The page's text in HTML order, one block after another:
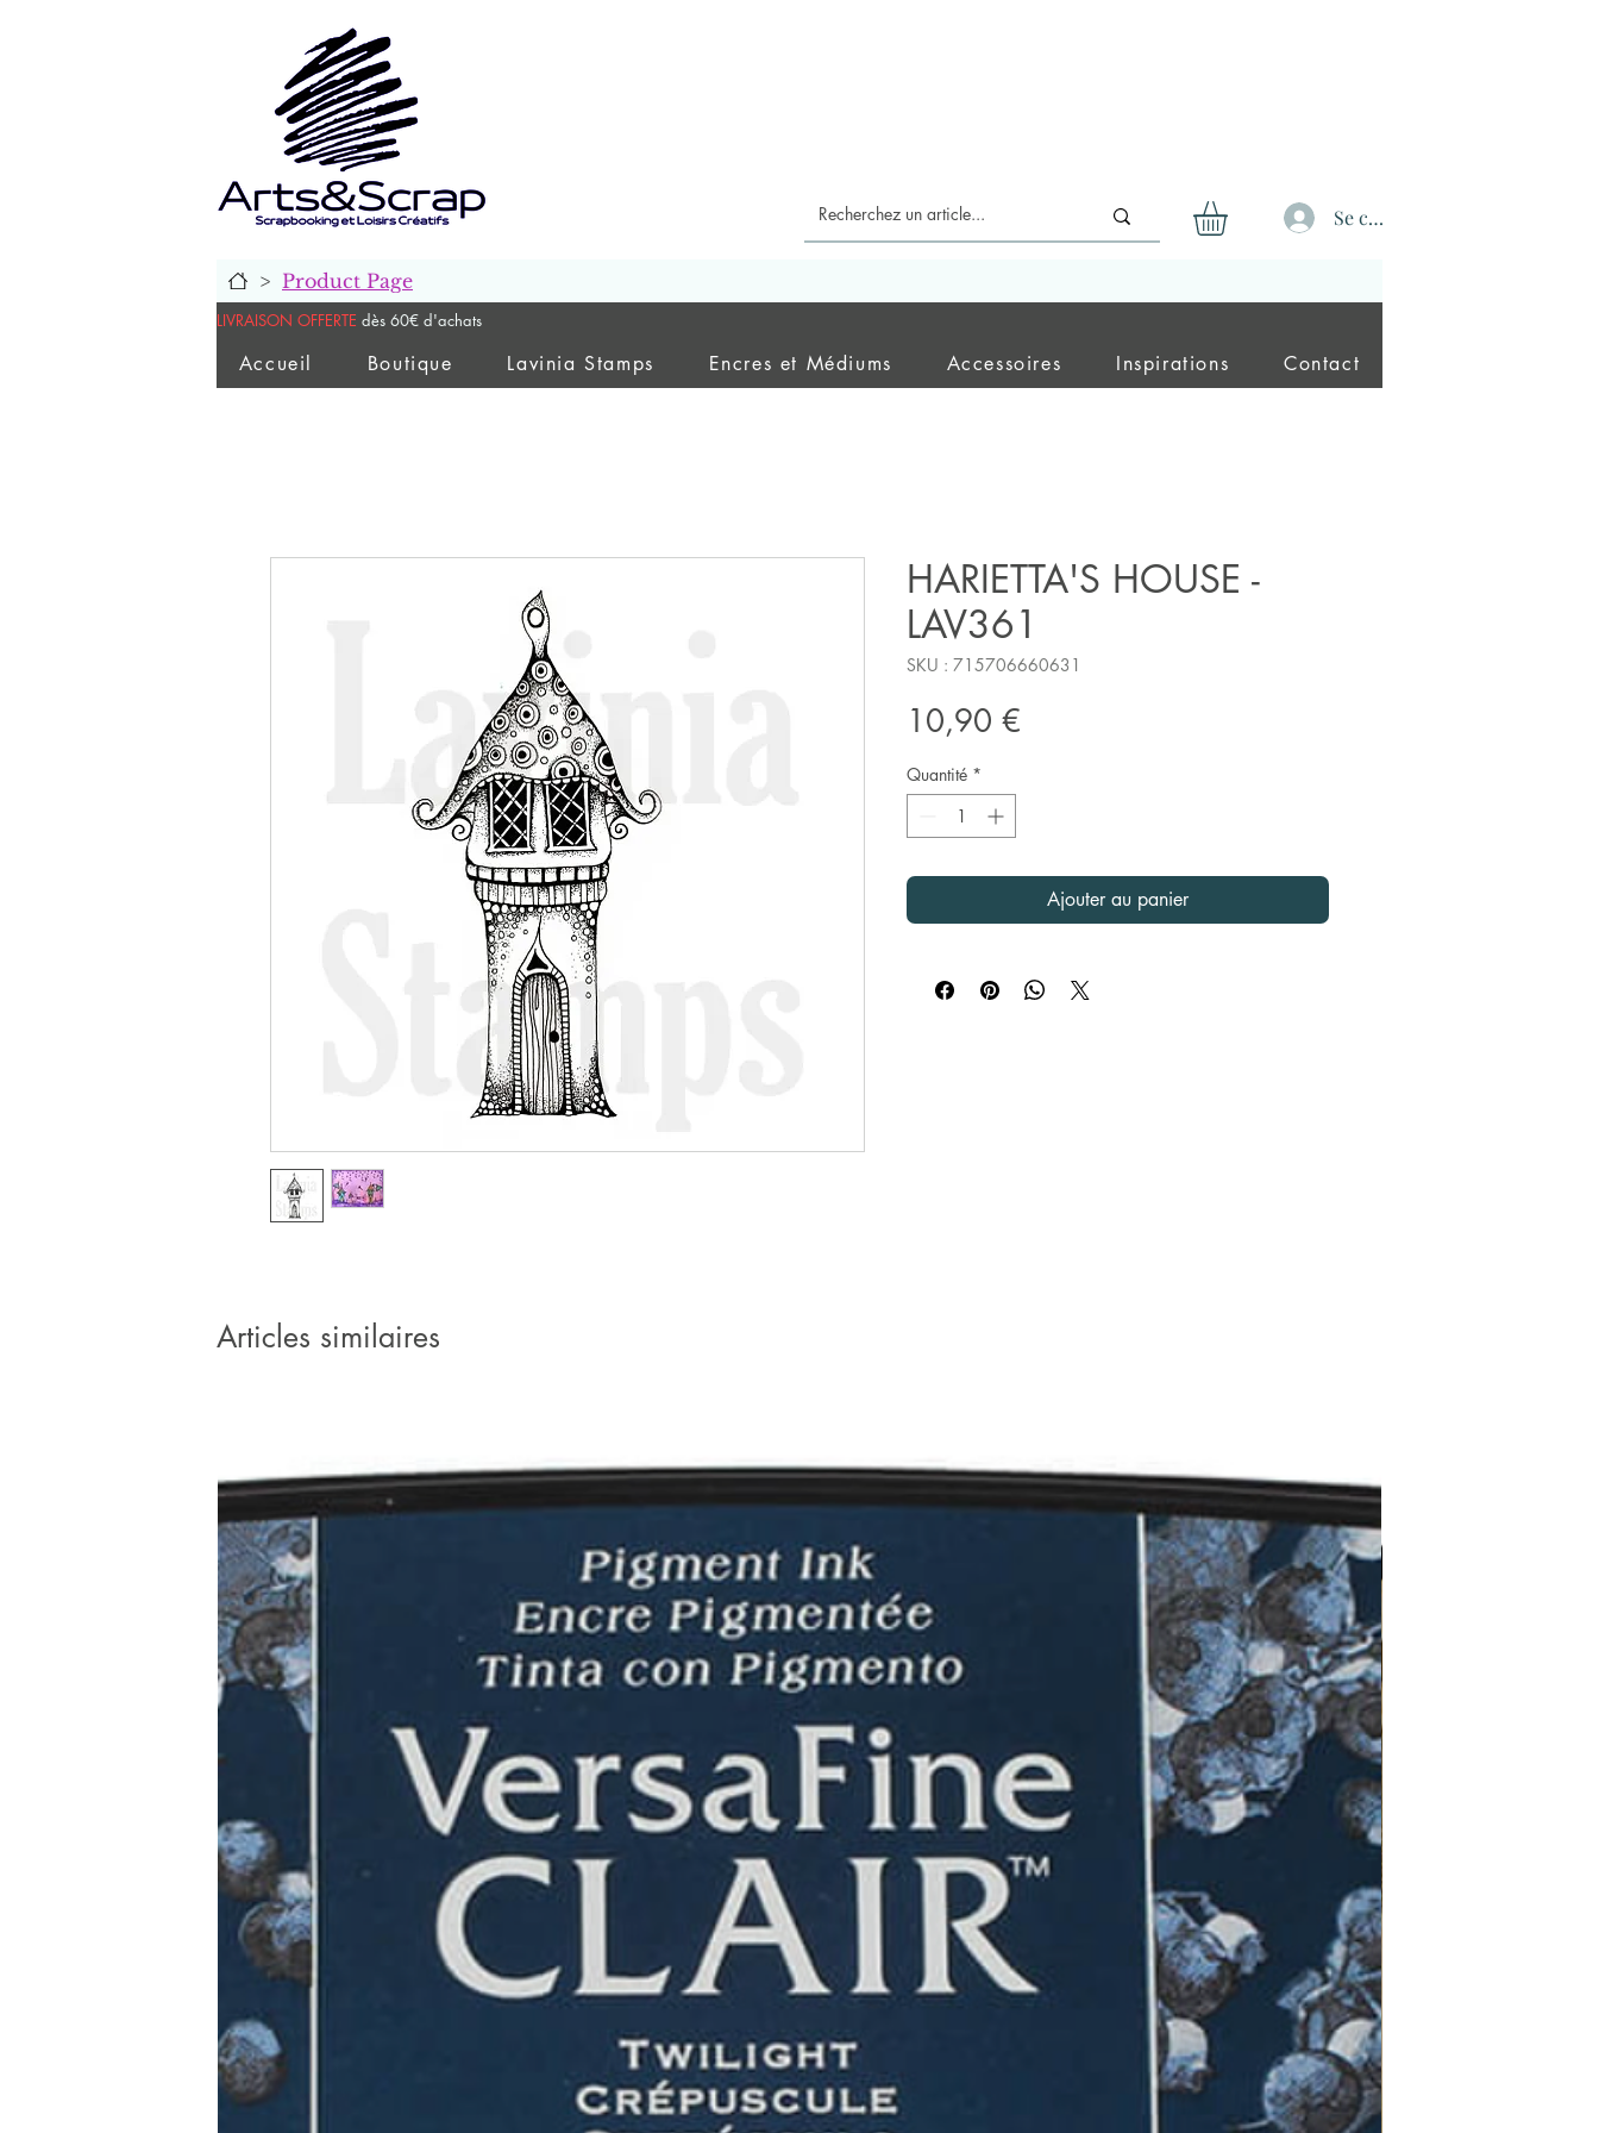
Se connecter
> Product Page
LIVRAISON OFFERTE dès 60€ d'achats
Accueil Boutique Lavinia Stamps Encres et Médiums Accessoires Inspirations Contact
HARIETTA'S HOUSE -
LAV361
SKU : 715706660631
10,90 €
Quantité *
Ajouter au panier
Articles similaires